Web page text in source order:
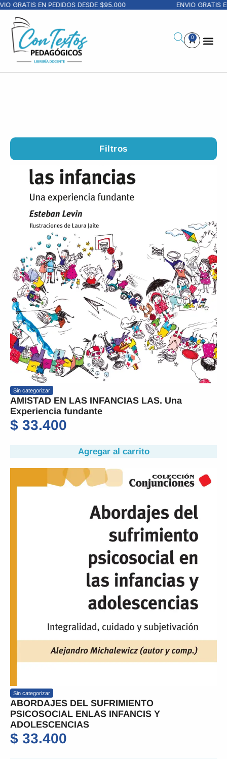
EN PEDIDOS DESDE $95.000 ENVIO GRATIS EN
0
Filtros
Sin categorizar
AMISTAD EN LAS INFANCIAS LAS. Una
Experiencia fundante
$ 33.400
Agregar al carrito
Sin categorizar
ABORDAJES DEL SUFRIMIENTO
PSICOSOCIAL ENLAS INFANCIS Y
ADOLESCENCIAS
$ 33.400